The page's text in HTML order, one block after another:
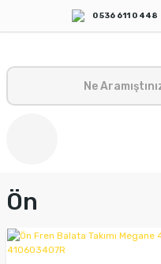
0 536 611 0 448
Ön